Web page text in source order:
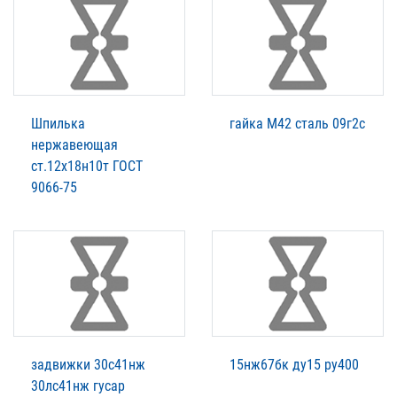
Шпилька
нержавеющая
ст.12х18н10т ГОСТ
9066-75
гайка М42 сталь 09г2с
задвижки 30с41нж
30лс41нж гусар
15нж67бк ду15 ру400